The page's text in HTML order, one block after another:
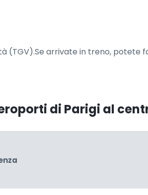
(TGV).Se arrivate in treno, potete
di Parigi al